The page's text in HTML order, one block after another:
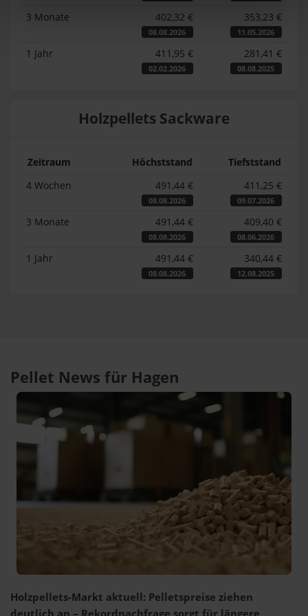
3 Monate 402,32 €
08.08.2026
353,23 €
11.05.2026
1 Jahr 411,95 €
02.02.2026
281,41 €
08.08.2025
Holzpellets Sackware
Zeitraum Höchststand
Tiefststand
4 Wochen
491,44 €
08.08.2026
411,25 €
09.07.2026
3 Monate 491,44 €
08.08.2026
409,40 €
08.06.2026
1 Jahr 491,44 €
08.08.2026
340,44 €
12.08.2025
Pellet News für Hagen
Holzpellets-Markt aktuell: Pelletspreise ziehen